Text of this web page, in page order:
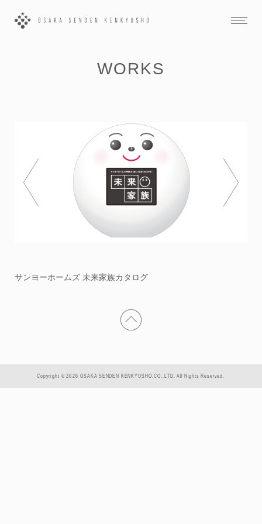
WORKS
サンヨーホームズ 未来家族カタログ
Copyright © 2026 OSAKA SENDEN KENKYUSHO.CO.,LTD. All Rights Reserved.